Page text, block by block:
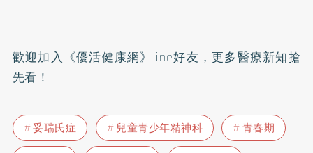
歡迎加入 《優活健康網》line好友 ，更多醫療新知搶
先看！
妥瑞氏症 兒童青少年精神科
青春期